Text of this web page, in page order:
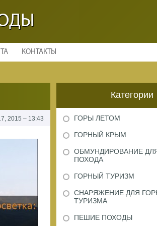
КОНТАКТЫ
2015 – 13:43
Категории
ГОРЫ ЛЕТОМ
ГОРНЫЙ КРЫМ
ОБМУНДИРОВАНИЕ
ПОХОДА
ГОРНЫЙ ТУРИЗМ
СНАРЯЖЕНИЕ ДЛЯ
ТУРИЗМА
ПЕШИЕ ПОХОДЫ